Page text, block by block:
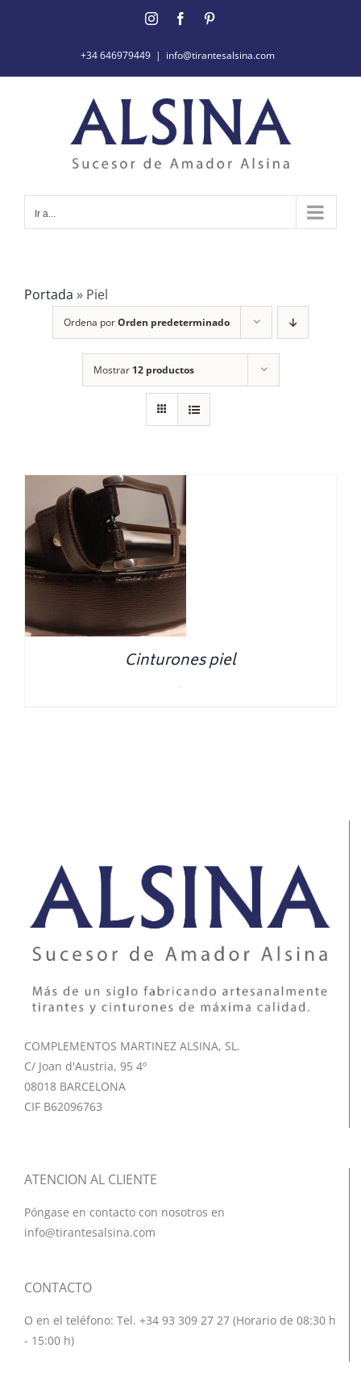
InstagramFacebook
+34 646979449 | info@tirantesalsina.com
Ir a...
Portada » Piel
Ordena porOrden predeterminado
Mostrar 12 productos
Cinturones piel
COMPLEMENTOS MARTINEZ ALSINA, SL.
C/ Joan d'Austria, 95 4º
08018 BARCELONA
CIF B62096763
ATENCION AL CLIENTE
Póngase en contacto con nosotros en
info@tirantesalsina.com
CONTACTO
O en el teléfono: Tel. +34 93 309 27 27 (Horario de 08:30 h
- 15:00 h)